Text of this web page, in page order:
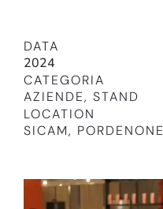
DATA
2024
CATEGORIA
AZIENDE, STAND
LOCATION
SICAM, PORDENONE